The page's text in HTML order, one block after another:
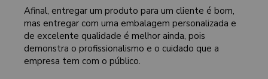
Afinal, entregar um produto para um cliente é bom,
mas entregar com uma embalagem personalizada e
de excelente qualidade é melhor ainda, pois
demonstra o profissionalismo e o cuidado que a
empresa tem com o público.